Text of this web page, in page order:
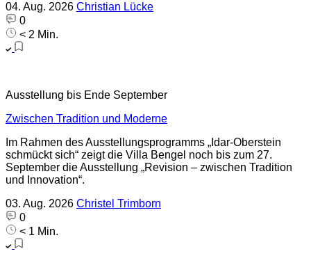
04. Aug. 2026 Christian Lücke
0
< 2 Min.
Ausstellung bis Ende September
Zwischen Tradition und Moderne
Im Rahmen des Ausstellungsprogramms „Idar-Oberstein
schmückt sich“ zeigt die Villa Bengel noch bis zum 27.
September die Ausstellung „Revision – zwischen Tradition
und Innovation“.
03. Aug. 2026 Christel Trimborn
0
< 1 Min.